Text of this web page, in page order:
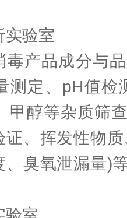
实验室
毒产品成分与
测定、pH值检
甲醇等杂质筛
证、挥发性物
、臭氧泄漏量)